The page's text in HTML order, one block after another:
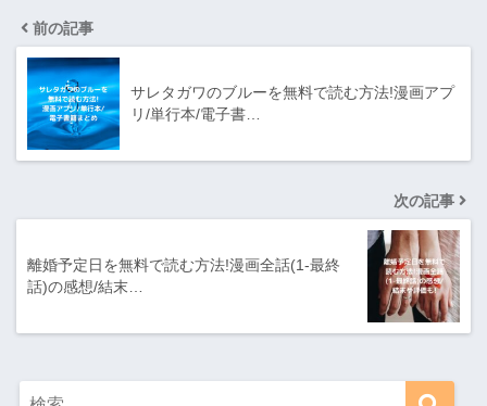
前の記事
サレタガワのブルーを無料で読む方法!漫画アプ
リ/単行本/電子書…
次の記事
離婚予定日を無料で読む方法!漫画全話(1-最終
話)の感想/結末…